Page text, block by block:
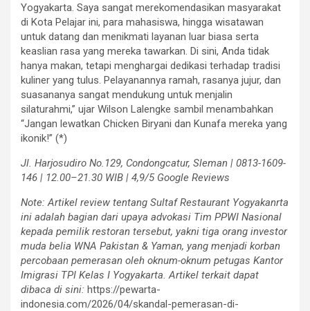
Yogyakarta. Saya sangat merekomendasikan masyarakat
di Kota Pelajar ini, para mahasiswa, hingga wisatawan
untuk datang dan menikmati layanan luar biasa serta
keaslian rasa yang mereka tawarkan. Di sini, Anda tidak
hanya makan, tetapi menghargai dedikasi terhadap tradisi
kuliner yang tulus. Pelayanannya ramah, rasanya jujur, dan
suasananya sangat mendukung untuk menjalin
silaturahmi,” ujar Wilson Lalengke sambil menambahkan
“Jangan lewatkan Chicken Biryani dan Kunafa mereka yang
ikonik!” (*)
Jl. Harjosudiro No.129, Condongcatur, Sleman | 0813-1609-
146 | 12.00–21.30 WIB | 4,9/5 Google Reviews
Note: Artikel review tentang Sultaf Restaurant Yogyakanrta
ini adalah bagian dari upaya advokasi Tim PPWI Nasional
kepada pemilik restoran tersebut, yakni tiga orang investor
muda belia WNA Pakistan & Yaman, yang menjadi korban
percobaan pemerasan oleh oknum-oknum petugas Kantor
Imigrasi TPI Kelas I Yogyakarta. Artikel terkait dapat
dibaca di sini: https://pewarta-
indonesia.com/2026/04/skandal-pemerasan-di-